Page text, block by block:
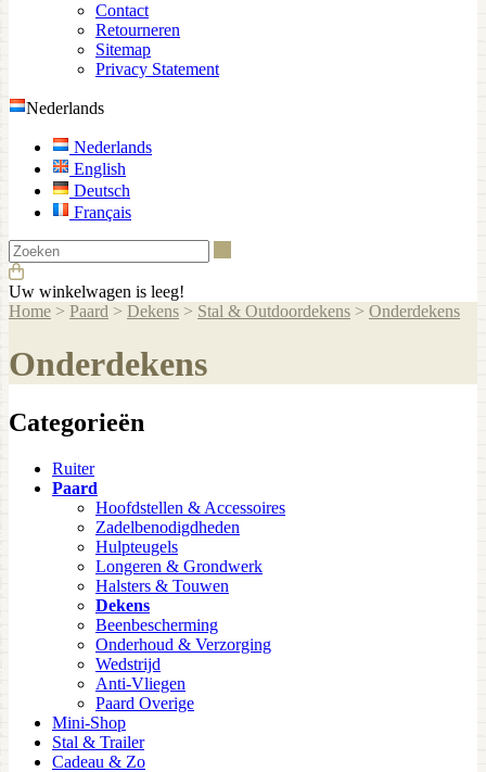
Contact
Retourneren
Sitemap
Privacy Statement
Nederlands
Nederlands
English
Deutsch
Français
Uw winkelwagen is leeg!
Home > Paard > Dekens > Stal & Outdoordekens > Onderdekens
Onderdekens
Categorieën
Ruiter
Paard
Hoofdstellen & Accessoires
Zadelbenodigdheden
Hulpteugels
Longeren & Grondwerk
Halsters & Touwen
Dekens
Beenbescherming
Onderhoud & Verzorging
Wedstrijd
Anti-Vliegen
Paard Overige
Mini-Shop
Stal & Trailer
Cadeau & Zo